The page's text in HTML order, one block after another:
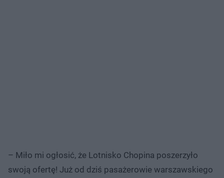
– Miło mi ogłosić, że Lotnisko Chopina poszerzyło
swoją ofertę! Już od dziś pasażerowie warszawskiego